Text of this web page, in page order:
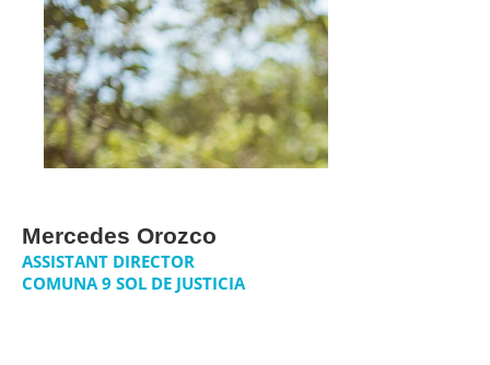
Mercedes Orozco
ASSISTANT DIRECTOR
COMUNA 9 SOL DE JUSTICIA